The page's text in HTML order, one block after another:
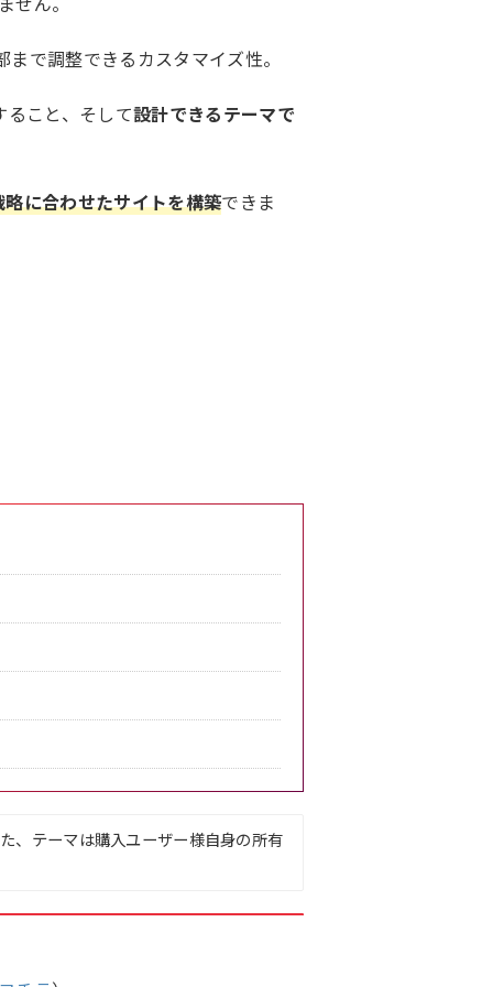
で調整できるカスタマイズ性。
こと、そして設計できるテーマで
に合わせたサイトを構築できま
、テーマは購入ユーザー様自身の所有